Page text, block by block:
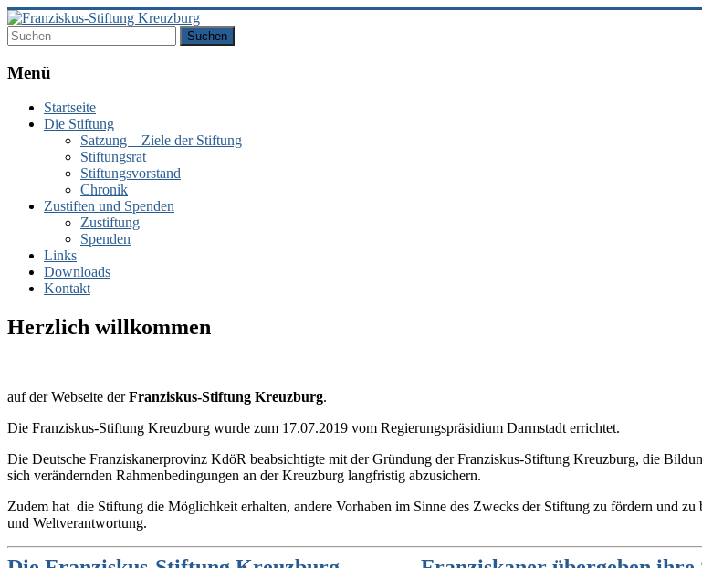
Zum
Inhalt
springen
Franziskus-
Stiftung
Kreuzburg
Franziskus-
Kreuzburg
Menü
Startseite
Die Stiftung
Satzung – Ziele der Stiftung
Stiftungsrat
Stiftungsvorstand
Chronik
Zustiften und Spenden
Zustiftung
Spenden
Links
Downloads
Kontakt
Herzlich willkommen
auf der Webseite derFranziskus-Stiftung Kreuzburg.
Die Franziskus-Stiftung Kreuzburg wurde zum 17.07.2019 vom Regierungspräsidium Darmstadt errichtet.
Die Deutsche Franziskanerprovinz KdöR beabsichtigte mit der Gründung der Franziskus-Stiftung Kreuzburg, die
sich verändernden Rahmenbedingungen an der Kreuzburg langfristig abzusichern.
Zudem hat die Stiftung die Möglichkeit erhalten, andere Vorhaben im Sinne des Zwecks der Stiftung zu fördern und
und Weltverantwortung.